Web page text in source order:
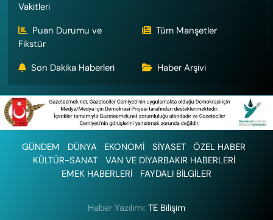
Vakitleri
Puan Durumu ve
Fikstür
Tüm Manşetler
Son Dakika Haberleri Haber Arşivi
GÜNDEM DÜNYA EKONOMİ SİYASET
ÖZEL HABER
KÜLTÜR-SANAT
VAN VE DİYARBAKIR HABERLERİ
EMEK HABERLERİ
FAYDALI BİLGİLER
Haber Yazılımı: TE Bilişim